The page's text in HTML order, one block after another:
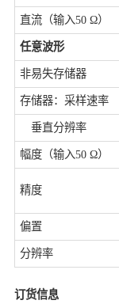
直流（输入50 Ω）
任意波形
非易失存储器
存储器：采样速率
垂直分辨率
幅度（输入50 Ω）
精度
偏置
分辨率
订货信息